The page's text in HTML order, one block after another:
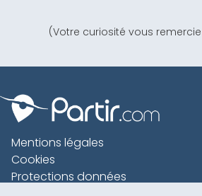
(Votre curiosité vous
Mentions légales
Cookies
Protections données